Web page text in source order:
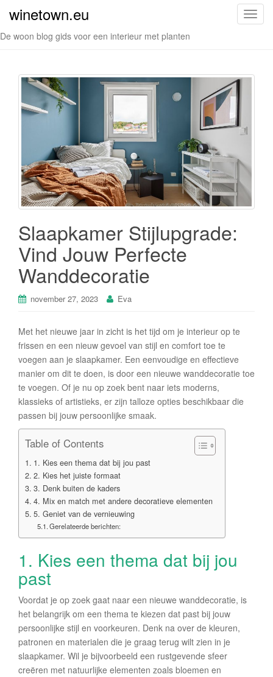
S
k
g
t
i
winetown.eu
De woon blog gids voor een interieur met planten
Slaapkamer Stijlupgrade:
Vind Jouw Perfecte
Wanddecoratie
november 27, 2023 Eva
Met het nieuwe jaar in zicht is het tijd om je interieur op te
frissen en een nieuw gevoel van stijl en comfort toe te
voegen aan je slaapkamer. Een eenvoudige en effectieve
manier om dit te doen, is door een nieuwe wanddecoratie toe
te voegen. Of je nu op zoek bent naar iets moderns,
klassieks of artistieks, er zijn talloze opties beschikbaar die
passen bij jouw persoonlijke smaak.
Table of Contents
1. Kies een thema dat bij jou past
2. Kies het juiste formaat
3. Denk buiten de kaders
4. Mix en match met andere decoratieve elementen
5. Geniet van de vernieuwing
Gerelateerde berichten:
1. Kies een thema dat bij jou
past
Voordat je op zoek gaat naar een nieuwe wanddecoratie, is
het belangrijk om een thema te kiezen dat past bij jouw
persoonlijke stijl en voorkeuren. Denk na over de kleuren,
patronen en materialen die je graag terug wilt zien in je
slaapkamer. Wil je bijvoorbeeld een rustgevende sfeer
creëren met natuurlijke elementen zoals bloemen en